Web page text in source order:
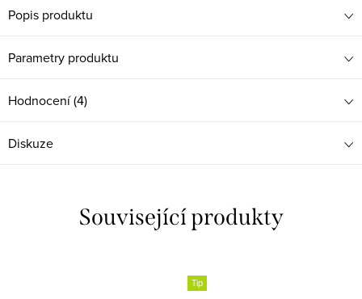
Popis produktu
Parametry produktu
Hodnocení (4)
Diskuze
Související produkty
Tip